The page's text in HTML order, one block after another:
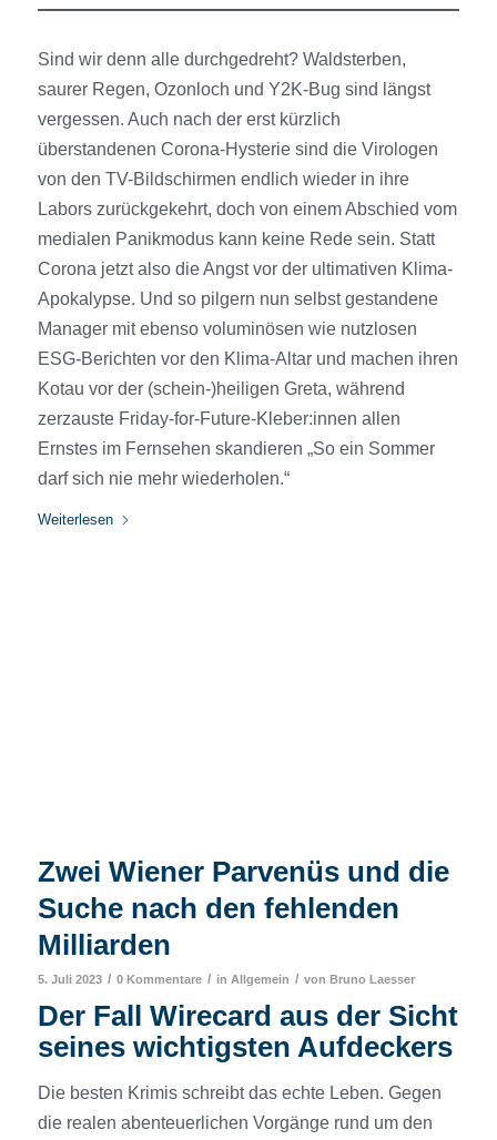
Sind wir denn alle durchgedreht? Waldsterben,
saurer Regen, Ozonloch und Y2K-Bug sind längst
vergessen. Auch nach der erst kürzlich
überstandenen Corona-Hysterie sind die Virologen
von den TV-Bildschirmen endlich wieder in ihre
Labors zurückgekehrt, doch von einem Abschied vom
medialen Panikmodus kann keine Rede sein. Statt
Corona jetzt also die Angst vor der ultimativen Klima-
Apokalypse. Und so pilgern nun selbst gestandene
Manager mit ebenso voluminösen wie nutzlosen
ESG-Berichten vor den Klima-Altar und machen ihren
Kotau vor der (schein-)heiligen Greta, während
zerzauste Friday-for-Future-Kleber:innen allen
Ernstes im Fernsehen skandieren „So ein Sommer
darf sich nie mehr wiederholen.“
Weiterlesen
Zwei Wiener Parvenüs und die
Suche nach den fehlenden
Milliarden
5. Juli 2023 / 0 Kommentare / in Allgemein / von Bruno Laesser
Der Fall Wirecard aus der Sicht
seines wichtigsten Aufdeckers
Die besten Krimis schreibt das echte Leben. Gegen
die realen abenteuerlichen Vorgänge rund um den